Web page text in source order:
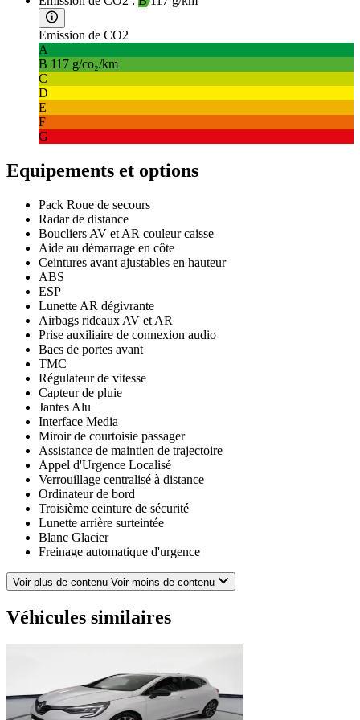
Emission de CO2
A
B 117 g/co₂/km
C
D
E
F
G
Equipements et options
Pack Roue de secours
Radar de distance
Boucliers AV et AR couleur caisse
Aide au démarrage en côte
Ceintures avant ajustables en hauteur
ABS
ESP
Lunette AR dégivrante
Airbags rideaux AV et AR
Prise auxiliaire de connexion audio
Bacs de portes avant
TMC
Régulateur de vitesse
Capteur de pluie
Jantes Alu
Interface Media
Miroir de courtoisie passager
Assistance de maintien de trajectoire
Appel d'Urgence Localisé
Verrouillage centralisé à distance
Ordinateur de bord
Troisième ceinture de sécurité
Lunette arrière surteintée
Blanc Glacier
Freinage automatique d'urgence
Feux arrière à LED
Gris Titanium
Prise 12V
Fixation Isofix siège passager avant
Limiteur de vitesse
Ecran multifonction couleur
Voir plus de contenu Voir moins de contenu
Véhicules similaires